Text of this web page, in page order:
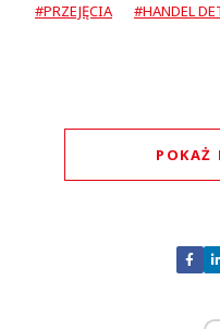
#PRZEJĘCIA
#HANDEL
POKAŻ
Nie
Zostaw